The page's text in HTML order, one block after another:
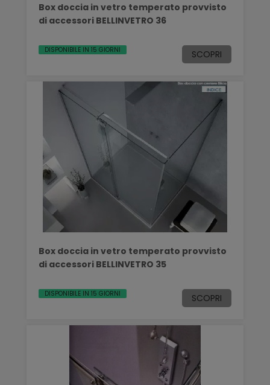
Box doccia in vetro temperato provvisto
di accessori BELLINVETRO 36
DISPONIBILE IN 15 GIORNI SCOPRI
Box doccia in vetro temperato provvisto
di accessori BELLINVETRO 35
DISPONIBILE IN 15 GIORNI SCOPRI